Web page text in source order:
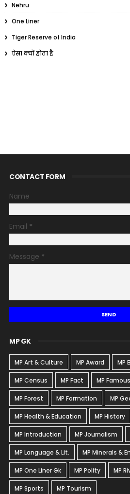
Nehru
One Liner
Tiger Reserve of India
ऐसा क्यों होता है
CONTACT FORM
Name
Email *
Message *
MP GK
MP Art & Culture MP Award MP
MP Census MP Fact MP
MP Forest MP Formation MP
MP Health & Education MP History
MP Introduction MP Journalism
MP Language & Lit. MP Minerals &
MP One Liner Gk MP Polity MP
MP Sports MP Tourism